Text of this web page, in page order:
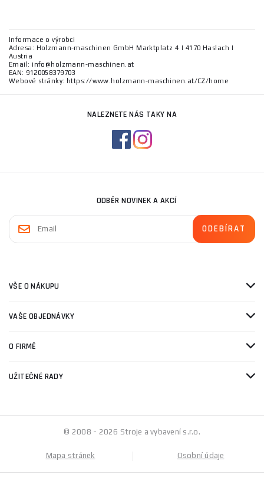
Informace o výrobci
Adresa: Holzmann-maschinen GmbH Marktplatz 4 | 4170 Haslach |
Austria
Email: info@holzmann-maschinen.at
EAN: 9120058379703
Webové stránky: https://www.holzmann-maschinen.at/CZ/home
NALEZNETE NÁS TAKY NA
ODBĚR NOVINEK A AKCÍ
VŠE O NÁKUPU
VAŠE OBJEDNÁVKY
O FIRMĚ
UŽITEČNÉ RADY
© 2008 - 2026 Stroje a vybavení s.r.o.
Mapa stránek Osobní údaje